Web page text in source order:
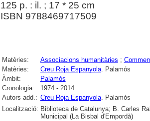
125 p. : il. ; 17 * 25 cm
ISBN 9788469717509
Matèries: Associacions humanitàries ;
Matèries:
Creu Roja Espanyola. Palamós
Àmbit:
Palamós
Cronologia:
1974 - 2014
Autors add.: Creu Roja Espanyola. Palamós
Localització: Biblioteca de Catalunya; B. Carles
Municipal (La Bisbal d'Empordà)